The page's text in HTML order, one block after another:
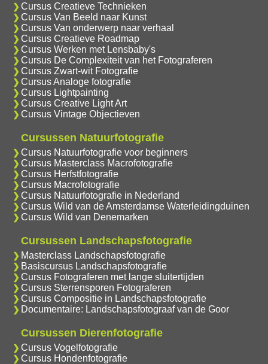
Cursus Creatieve Technieken
Cursus Van Beeld naar Kunst
Cursus Van onderwerp naar verhaal
Cursus Creatieve Roadmap
Cursus Werken met Lensbaby's
Cursus De Complexiteit van het Fotograferen
Cursus Zwart-wit Fotografie
Cursus Analoge fotografie
Cursus Lightpainting
Cursus Creative Light Art
Cursus Vintage Objectieven
Cursussen Natuurfotografie
Cursus Natuurfotografie voor beginners
Cursus Masterclass Macrofotografie
Cursus Herfstfotografie
Cursus Macrofotografie
Cursus Natuurfotografie in Nederland
Cursus Wild van de Amsterdamse Waterleidingduinen
Cursus Wild van Denemarken
Cursussen Landschapsfotografie
Masterclass Landschapsfotografie
Basiscursus Landschapsfotografie
Cursus Fotograferen met lange sluitertijden
Cursus Sterrensporen Fotograferen
Cursus Compositie in Landschapsfotografie
Documentaire: Landschapsfotograaf van de Goor
Cursussen Dierenfotografie
Cursus Vogelfotografie
Cursus Hondenfotografie